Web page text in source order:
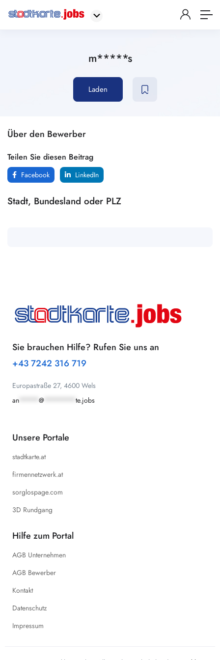
m*****s
Laden
Über den Bewerber
Teilen Sie diesen Beitrag
Facebook LinkedIn
Stadt, Bundesland oder PLZ
Sie brauchen Hilfe? Rufen Sie uns an
+43 7242 316 719
Europastraße 27, 4600 Wels
an
@ te.jobs
Unsere Portale
stadtkarte.at
firmennetzwerk.at
sorglospage.com
3D Rundgang
Hilfe zum Portal
AGB Unternehmen
AGB Bewerber
Kontakt
Datenschutz
Impressum